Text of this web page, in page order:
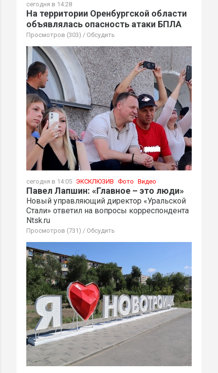
сегодня в 14:28
На территории Оренбургской области
объявлялась опасность атаки БПЛА
Просмотров (303) / Обсудить
сегодня в 14:05 ЭКСКЛЮЗИВ Фото Видео
Павел Лапшин: «Главное – это люди»
Новый управляющий директор «Уральской
Стали» ответил на вопросы корреспондента
Ntsk.ru
Просмотров (731) / Обсудить